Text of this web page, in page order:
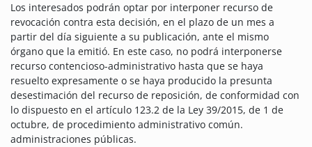
Los interesados ​​podrán optar por interponer recurso de
revocación contra esta decisión, en el plazo de un mes a
partir del día siguiente a su publicación, ante el mismo
órgano que la emitió. En este caso, no podrá interponerse
recurso contencioso-administrativo hasta que se haya
resuelto expresamente o se haya producido la presunta
desestimación del recurso de reposición, de conformidad con
lo dispuesto en el artículo 123.2 de la Ley 39/2015, de 1 de
octubre, de procedimiento administrativo común.
administraciones públicas.